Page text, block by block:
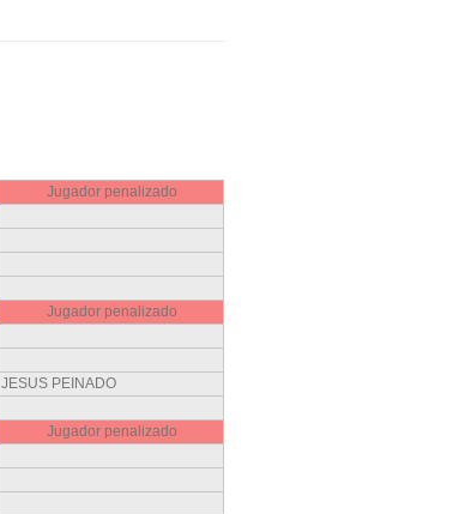
Jugador penalizado
Jugador penalizado
JESUS PEINADO
Jugador penalizado